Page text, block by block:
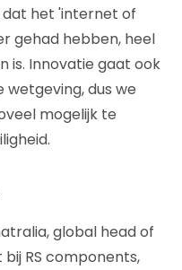
het 'internet of
gehad hebben, heel
is. Innovatie gaat ook
wetgeving, dus we
mogelijk te
global head of
RS components,